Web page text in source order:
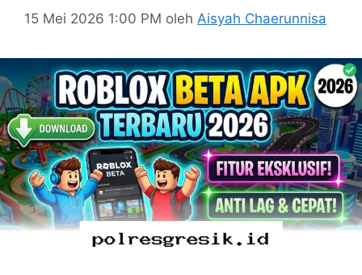
15 Mei 2026 1:00 PM oleh Aisyah Chaerunnisa